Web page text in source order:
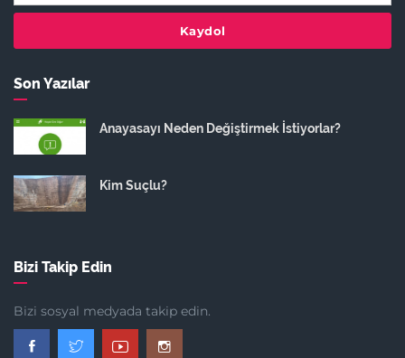
Kaydol
Son Yazılar
Anayasayı Neden Değiştirmek İstiyorlar?
Kim Suçlu?
Bizi Takip Edin
Bizi sosyal medyada takip edin.